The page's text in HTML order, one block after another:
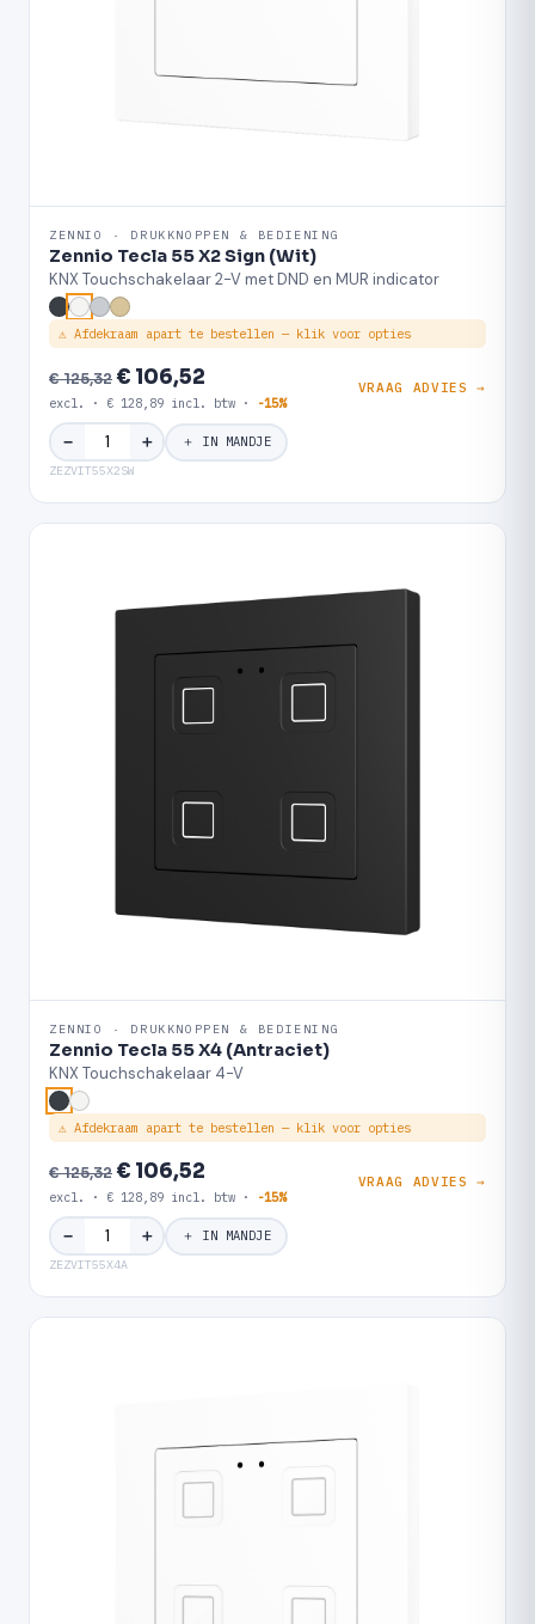
ZENNIO · DRUKKNOPPEN & BEDIENING
Zennio Tecla 55 X2 Sign (Wit)
KNX Touchschakelaar 2-V met DND en MUR indicator
⚠ Afdekraam apart te bestellen — klik voor opties
€ 125,32€ 106,52
excl. · € 128,89 incl. btw · -15%
VRAAG ADVIES →
− ＋ ＋ IN MANDJE
ZEZVIT55X2SW
ZENNIO · DRUKKNOPPEN & BEDIENING
Zennio Tecla 55 X4 (Antraciet)
KNX Touchschakelaar 4-V
⚠ Afdekraam apart te bestellen — klik voor opties
€ 125,32€ 106,52
excl. · € 128,89 incl. btw · -15%
VRAAG ADVIES →
− ＋ ＋ IN MANDJE
ZEZVIT55X4A